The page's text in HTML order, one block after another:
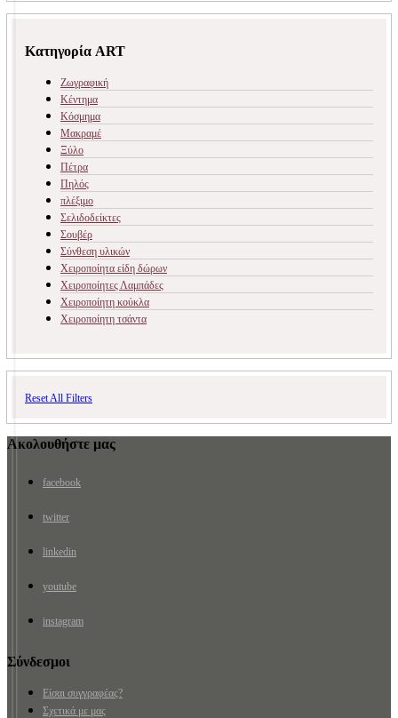
Κατηγορία ART
Ζωγραφική
Κέντημα
Κόσμημα
Μακραμέ
Ξύλο
Πέτρα
Πηλός
πλέξιμο
Σελιδοδείκτες
Σουβέρ
Σύνθεση υλικών
Χειροποίητα είδη δώρων
Χειροποίητες Λαμπάδες
Χειροποίητη κούκλα
Χειροποίητη τσάντα
Reset All Filters
Ακολουθήστε μας
facebook
twitter
linkedin
youtube
instagram
Σύνδεσμοι
Είσαι συγγραφέας?
Σχετικά με μας